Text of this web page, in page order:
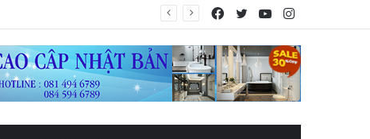
YouTube
Twitter
Facebook